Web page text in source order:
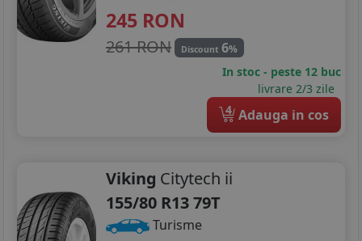
245 RON
261 RON Discount 6%
In stoc - peste 12 buc
livrare 2/3 zile
4 Adauga in cos
Viking Citytech ii
155/80 R13 79T
Turisme